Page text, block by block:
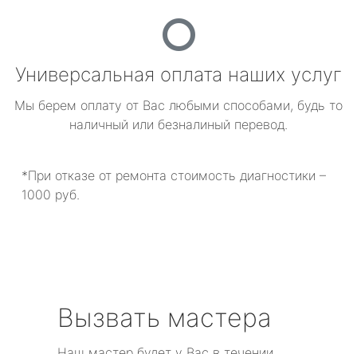
Универсальная оплата наших услуг
Мы берем оплату от Вас любыми способами, будь то
наличный или безналиный перевод.
*При отказе от ремонта стоимость диагностики –
1000 руб.
Вызвать мастера